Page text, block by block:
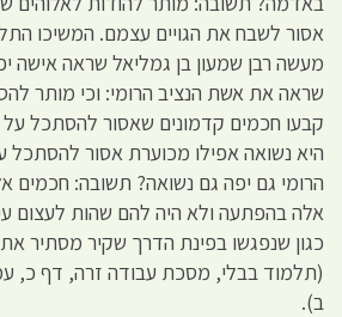
אסור לשבח את הגויים עצמם. המשיכו
מעשה רבן שמעון בן גמליאל שראה אישה
שראה את אשת הנציב הרומי: וכי מותר
קבעו חכמים קדמונים שאסור להסתכל על
היא נשואה אפילו מכוערת אסור להסתכל
הרומי גם יפה גם נשואה? תשובה: חכמים
אלה בהפתעה ולא היה להם שהות לעצום
כגון שנפגשו בפינת הדרך שקיר מסתיר
(תלמוד בבלי, מסכת עבודה זרה, דף כ,
ב).